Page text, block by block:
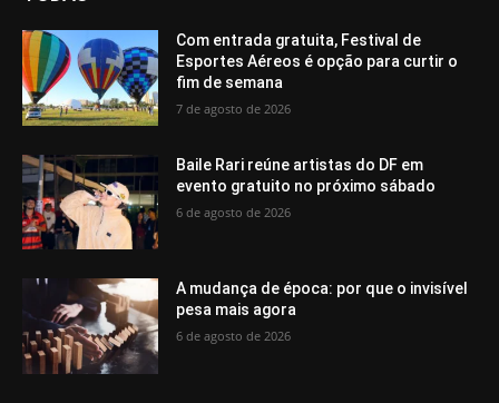
Com entrada gratuita, Festival de
Esportes Aéreos é opção para curtir o
fim de semana
7 de agosto de 2026
Baile Rari reúne artistas do DF em
evento gratuito no próximo sábado
6 de agosto de 2026
A mudança de época: por que o invisível
pesa mais agora
6 de agosto de 2026